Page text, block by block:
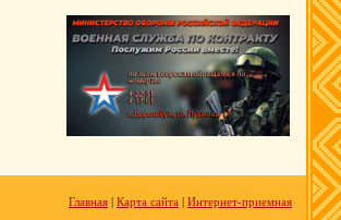
Главная | Карта сайта | Интернет-приемная